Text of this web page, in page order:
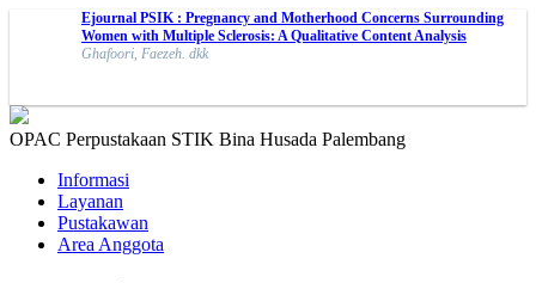
Ejournal PSIK : Pregnancy and Motherhood Concerns Surrounding
Women with Multiple Sclerosis: A Qualitative Content Analysis
Ghafoori, Faezeh. dkk
OPAC Perpustakaan STIK Bina Husada Palembang
Informasi
Layanan
Pustakawan
Area Anggota